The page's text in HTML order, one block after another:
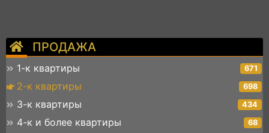
ПРОДАЖА
1-к квартиры 671
2-к квартиры 698
3-к квартиры 434
4-к и более квартиры 68